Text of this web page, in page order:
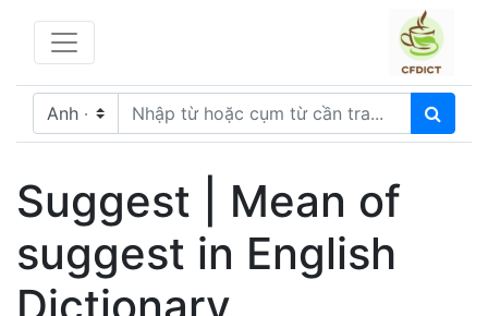
Suggest | Mean of
suggest in English